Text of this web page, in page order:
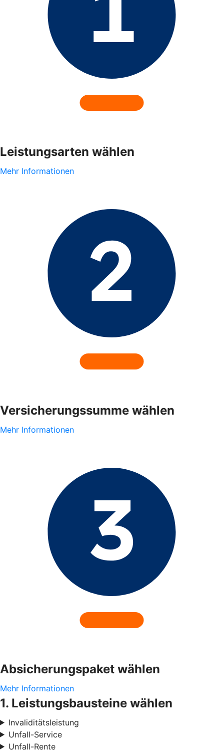
Leistungsarten wählen
Mehr Informationen
Versicherungssumme wählen
Mehr Informationen
Absicherungspaket wählen
Mehr Informationen
1. Leistungsbausteine wählen
Invaliditätsleistung
Unfall-Service
Unfall-Rente